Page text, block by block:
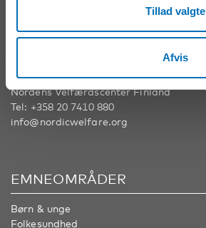
Tillad valgte
Afvis
Nordens Velfærdscenter Sverige
Nordens Velfærdscenter Finland
Tel: +358 20 7410 880
info@nordicwelfare.org
EMNEOMRÅDER
Børn & unge
Folkesundhed